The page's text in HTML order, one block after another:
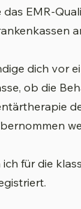
das EMR-
dich vor
ob die
für die